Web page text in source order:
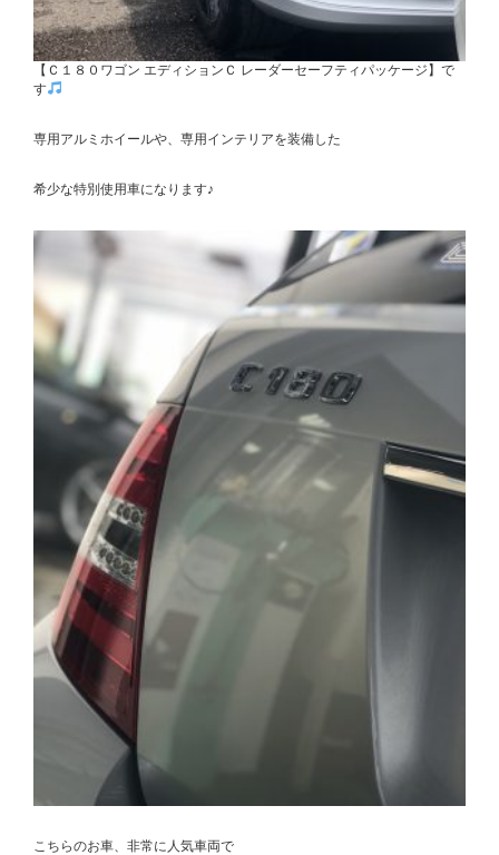
【Ｃ１８０ワゴン エディションＣ レーダーセーフティパッケージ】で
す
専用アルミホイールや、専用インテリアを装備した
希少な特別使用車になります♪
こちらのお車、非常に人気車両で